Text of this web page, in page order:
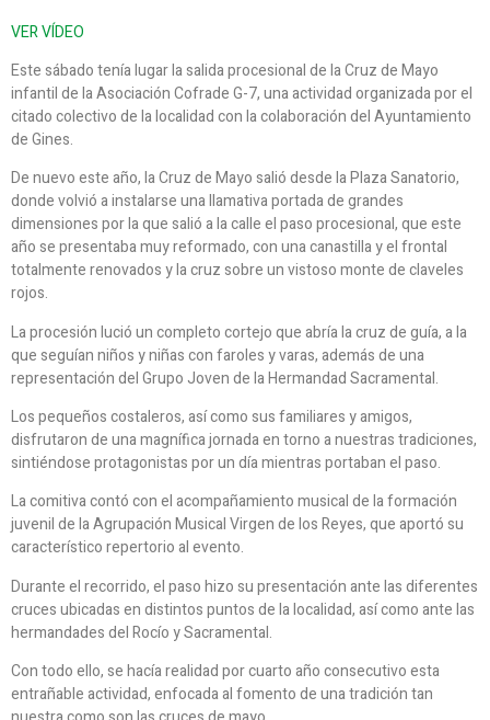
VER VÍDEO
Este sábado tenía lugar la salida procesional de la Cruz de Mayo
infantil de la Asociación Cofrade G-7, una actividad organizada por el
citado colectivo de la localidad con la colaboración del Ayuntamiento
de Gines.
De nuevo este año, la Cruz de Mayo salió desde la Plaza Sanatorio,
donde volvió a instalarse una llamativa portada de grandes
dimensiones por la que salió a la calle el paso procesional, que este
año se presentaba muy reformado, con una canastilla y el frontal
totalmente renovados y la cruz sobre un vistoso monte de claveles
rojos.
La procesión lució un completo cortejo que abría la cruz de guía, a la
que seguían niños y niñas con faroles y varas, además de una
representación del Grupo Joven de la Hermandad Sacramental.
Los pequeños costaleros, así como sus familiares y amigos,
disfrutaron de una magnífica jornada en torno a nuestras tradiciones,
sintiéndose protagonistas por un día mientras portaban el paso.
La comitiva contó con el acompañamiento musical de la formación
juvenil de la Agrupación Musical Virgen de los Reyes, que aportó su
característico repertorio al evento.
Durante el recorrido, el paso hizo su presentación ante las diferentes
cruces ubicadas en distintos puntos de la localidad, así como ante las
hermandades del Rocío y Sacramental.
Con todo ello, se hacía realidad por cuarto año consecutivo esta
entrañable actividad, enfocada al fomento de una tradición tan